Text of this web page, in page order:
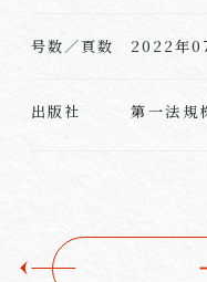
号数／頁数 2022年
出版社 第一法規